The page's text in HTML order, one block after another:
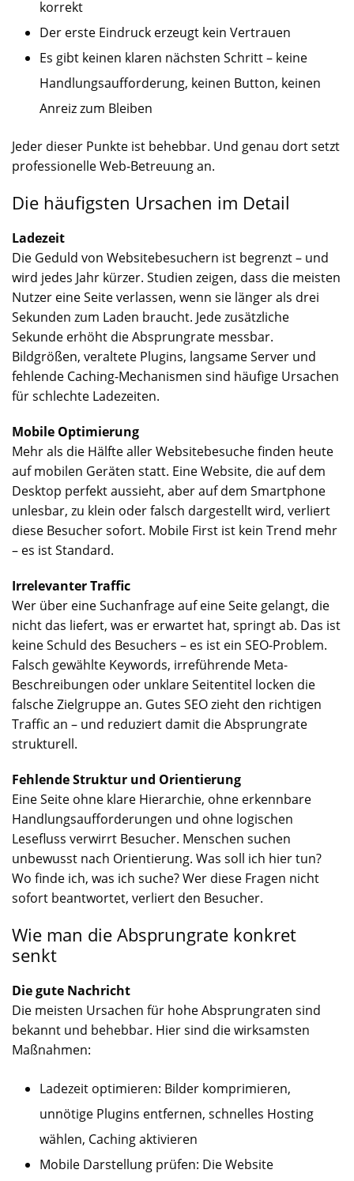
korrekt
Der erste Eindruck erzeugt kein Vertrauen
Es gibt keinen klaren nächsten Schritt – keine
Handlungsaufforderung, keinen Button, keinen
Anreiz zum Bleiben
Jeder dieser Punkte ist behebbar. Und genau dort setzt
professionelle Web-Betreuung an.
Die häufigsten Ursachen im Detail
Ladezeit
Die Geduld von Websitebesuchern ist begrenzt – und
wird jedes Jahr kürzer. Studien zeigen, dass die meisten
Nutzer eine Seite verlassen, wenn sie länger als drei
Sekunden zum Laden braucht. Jede zusätzliche
Sekunde erhöht die Absprungrate messbar.
Bildgrößen, veraltete Plugins, langsame Server und
fehlende Caching-Mechanismen sind häufige Ursachen
für schlechte Ladezeiten.
Mobile Optimierung
Mehr als die Hälfte aller Websitebesuche finden heute
auf mobilen Geräten statt. Eine Website, die auf dem
Desktop perfekt aussieht, aber auf dem Smartphone
unlesbar, zu klein oder falsch dargestellt wird, verliert
diese Besucher sofort. Mobile First ist kein Trend mehr
– es ist Standard.
Irrelevanter Traffic
Wer über eine Suchanfrage auf eine Seite gelangt, die
nicht das liefert, was er erwartet hat, springt ab. Das ist
keine Schuld des Besuchers – es ist ein SEO-Problem.
Falsch gewählte Keywords, irreführende Meta-
Beschreibungen oder unklare Seitentitel locken die
falsche Zielgruppe an. Gutes SEO zieht den richtigen
Traffic an – und reduziert damit die Absprungrate
strukturell.
Fehlende Struktur und Orientierung
Eine Seite ohne klare Hierarchie, ohne erkennbare
Handlungsaufforderungen und ohne logischen
Lesefluss verwirrt Besucher. Menschen suchen
unbewusst nach Orientierung. Was soll ich hier tun?
Wo finde ich, was ich suche? Wer diese Fragen nicht
sofort beantwortet, verliert den Besucher.
Wie man die Absprungrate konkret
senkt
Die gute Nachricht
Die meisten Ursachen für hohe Absprungraten sind
bekannt und behebbar. Hier sind die wirksamsten
Maßnahmen:
Ladezeit optimieren: Bilder komprimieren,
unnötige Plugins entfernen, schnelles Hosting
wählen, Caching aktivieren
Mobile Darstellung prüfen: Die Website